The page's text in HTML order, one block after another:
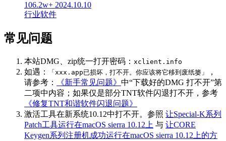
106.2w+ 2024.10.10
行业软件
常见问题
本站DMG、zip统一打开密码： xclient.info
如遇： 「xxx.app已损坏，打不开。你应该将它移到废纸篓」
，
请参考：
《新手常见问题》 中“下载好的DMG 打不开”第
二项中内容；如果仅是部分TNT软件闪退打不开，参考
《修复TNT和谐软件闪退问题》
激活工具在新系统10.12中打不开。参照 让Special-K系列
Patch工具运行在macOS sierra 10.12上 与 让CORE
Keygen系列注册机成功运行在macOS sierra 10.12上的方